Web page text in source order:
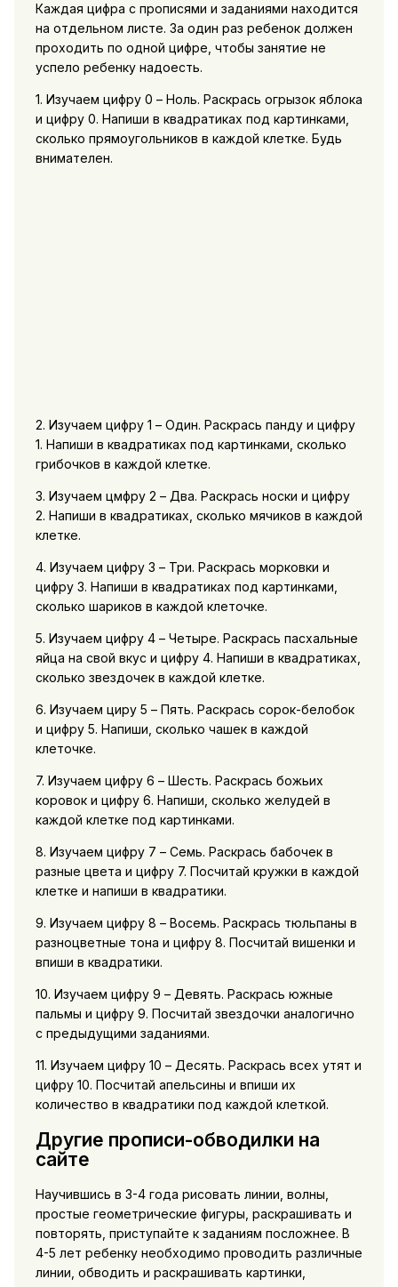
Каждая цифра с прописями и заданиями находится
на отдельном листе. За один раз ребенок должен
проходить по одной цифре, чтобы занятие не
успело ребенку надоесть.
1. Изучаем цифру 0 – Ноль. Раскрась огрызок яблока
и цифру 0. Напиши в квадратиках под картинками,
сколько прямоугольников в каждой клетке. Будь
внимателен.
2. Изучаем цифру 1 – Один. Раскрась панду и цифру
1. Напиши в квадратиках под картинками, сколько
грибочков в каждой клетке.
3. Изучаем цмфру 2 – Два. Раскрась носки и цифру
2. Напиши в квадратиках, сколько мячиков в каждой
клетке.
4. Изучаем цифру 3 – Три. Раскрась морковки и
цифру 3. Напиши в квадратиках под картинками,
сколько шариков в каждой клеточке.
5. Изучаем цифру 4 – Четыре. Раскрась пасхальные
яйца на свой вкус и цифру 4. Напиши в квадратиках,
сколько звездочек в каждой клетке.
6. Изучаем циру 5 – Пять. Раскрась сорок-белобок
и цифру 5. Напиши, сколько чашек в каждой
клеточке.
7. Изучаем цифру 6 – Шесть. Раскрась божьих
коровок и цифру 6. Напиши, сколько желудей в
каждой клетке под картинками.
8. Изучаем цифру 7 – Семь. Раскрась бабочек в
разные цвета и цифру 7. Посчитай кружки в каждой
клетке и напиши в квадратики.
9. Изучаем цифру 8 – Восемь. Раскрась тюльпаны в
разноцветные тона и цифру 8. Посчитай вишенки и
впиши в квадратики.
10. Изучаем цифру 9 – Девять. Раскрась южные
пальмы и цифру 9. Посчитай звездочки аналогично
с предыдущими заданиями.
11. Изучаем цифру 10 – Десять. Раскрась всех утят и
цифру 10. Посчитай апельсины и впиши их
количество в квадратики под каждой клеткой.
Другие прописи-обводилки на
сайте
Научившись в 3-4 года рисовать линии, волны,
простые геометрические фигуры, раскрашивать и
повторять, приступайте к заданиям посложнее. В
4-5 лет ребенку необходимо проводить различные
линии, обводить и раскрашивать картинки,